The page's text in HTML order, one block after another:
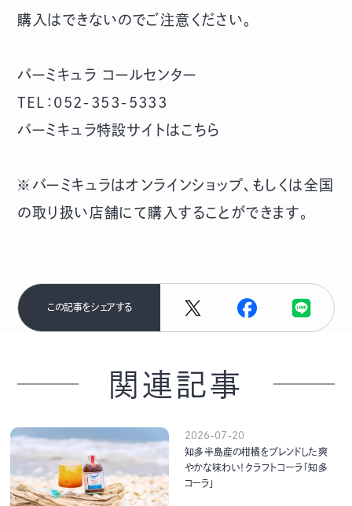
購入はできないのでご注意ください。
バーミキュラ コールセンター
TEL：052-353-5333
バーミキュラ特設サイトは こちら
※バーミキュラはオンラインショップ、もしくは全国
の取り扱い店舗にて購入することができます。
この記事をシェアする
関連記事
2026-07-20
知多半島産の柑橘をブレンドした爽
やかな味わい！クラフトコーラ「知多
コーラ」